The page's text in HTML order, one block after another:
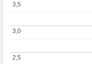
2,5
2,5
3,0
3,0
3,5
3,5